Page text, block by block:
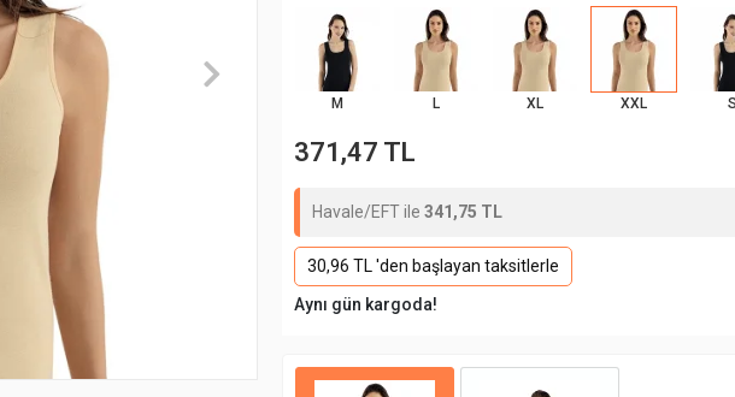
M L XL XXL S
371,47 TL
Havale/EFT ile 341,75 TL
30,96 TL 'den başlayan taksitlerle
Aynı gün kargoda!